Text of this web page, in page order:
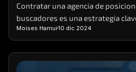
Contratar una agencia de
buscadores es una estrategia
visibilidad de tu negocio en línea.
ofrecen el conocimiento y la
para implementar prácticas de
Moises Hamui 10 dic 2024